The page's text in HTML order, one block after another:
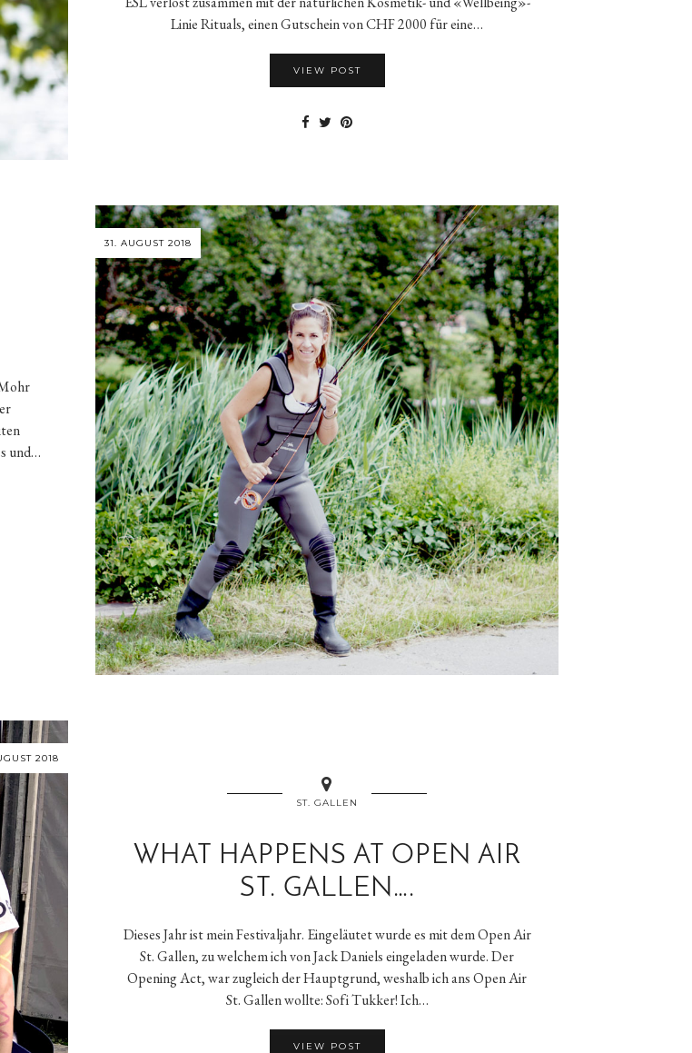
Linie Rituals, einen Gutschein von CHF 2000 für eine…
VIEW POST
31. AUGUST 2018
und…
2018
ST. GALLEN
WHAT HAPPENS AT OPEN AIR
ST. GALLEN….
Dieses Jahr ist mein Festivaljahr. Eingeläutet wurde es mit dem Open Air
St. Gallen, zu welchem ich von Jack Daniels eingeladen wurde. Der
Opening Act, war zugleich der Hauptgrund, weshalb ich ans Open Air
St. Gallen wollte: Sofi Tukker! Ich…
VIEW POST